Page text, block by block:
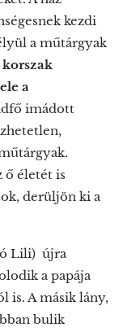
kezdi
a műtárgyak
a
imádott
ő életét is
derüljön ki a
Lili) újra
a papája
is. A másik lány,
bulik